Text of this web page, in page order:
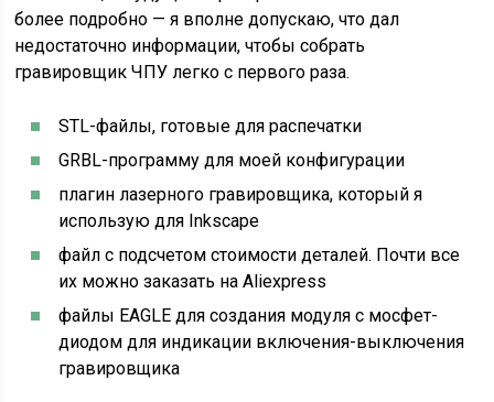
более подробно — я вполне допускаю, что дал
недостаточно информации, чтобы собрать
гравировщик ЧПУ легко с первого раза.
STL-файлы, готовые для распечатки
GRBL-программу для моей конфигурации
плагин лазерного гравировщика, который я
использую для Inkscape
файл с подсчетом стоимости деталей. Почти все
их можно заказать на Aliexpress
файлы EAGLE для создания модуля с мосфет-
диодом для индикации включения-выключения
гравировщика